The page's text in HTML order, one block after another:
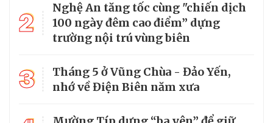
2
Nghệ An tăng tốc cùng "chiến dịch
100 ngày đêm cao điểm” dựng
trường nội trú vùng biên
3
Tháng 5 ở Vũng Chùa - Đảo Yến,
nhớ về Điện Biên năm xưa